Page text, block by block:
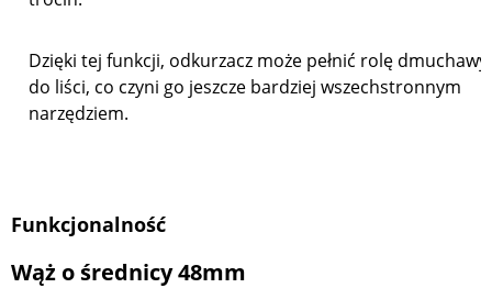
Dzięki tej funkcji, odkurzacz może pełnić rolę dmuchawy
do liści, co czyni go jeszcze bardziej wszechstronnym
narzędziem.
Funkcjonalność
Wąż o średnicy 48mm